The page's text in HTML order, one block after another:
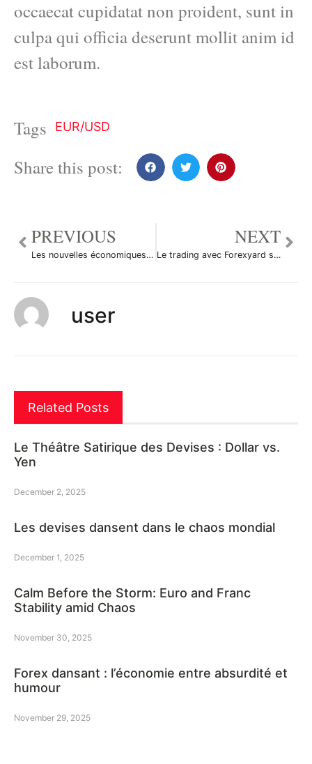
occaecat cupidatat non proident, sunt in
culpa qui officia deserunt mollit anim id
est laborum.
Tags EUR/USD
Share this post:
PREVIOUS
Les nouvelles économiques du 23 juin en bref
NEXT
Le trading avec Forexyard sur Iphone
user
Related Posts
Le Théâtre Satirique des Devises : Dollar vs.
Yen
December 2, 2025
Les devises dansent dans le chaos mondial
December 1, 2025
Calm Before the Storm: Euro and Franc
Stability amid Chaos
November 30, 2025
Forex dansant : l’économie entre absurdité et
humour
November 29, 2025